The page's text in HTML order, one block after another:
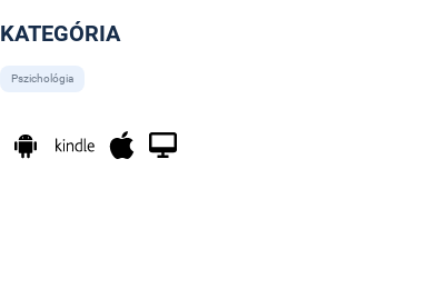
KATEGÓRIA
Pszichológia